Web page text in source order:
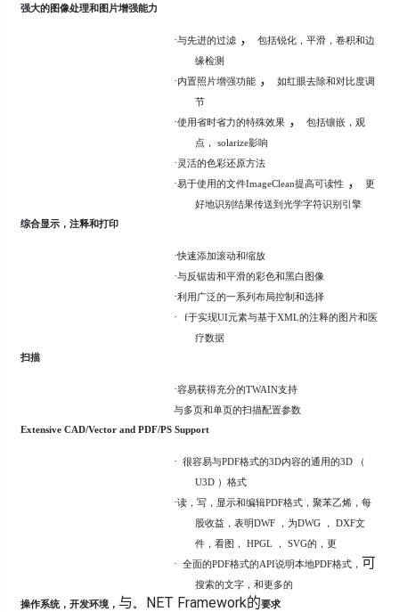
强大的图像处理和图片增强能力
·与先进的过滤 ，
包括锐化，平滑，卷积和边
缘检测
·内置照片增强功能 ，
如红眼去除和对比度调
节
·使用省时省力的特殊效果 ，
包括镶嵌，观
点， solarize影响
·灵活的色彩还原方法
·易于使用的文件ImageClean提高可读性 ，
更
好地识别结果传送到光学字符识别引擎
综合显示，注释和打印
·快速添加滚动和缩放
·与反锯齿和平滑的彩色和黑白图像
·利用广泛的一系列布局控制和选择
·
f于实现UI元素与基于XML的注释的图片和医
疗数据
扫描
·容易获得充分的TWAIN支持
与多页和单页的扫描配置参数
Extensive CAD/Vector and PDF/PS Support
· 很容易与PDF格式的3D内容的通用的3D （
U3D ）格式
·读，写，显示和编辑PDF格式，聚苯乙烯，每
股收益，表明DWF ，为DWG ， DXF文
件，看图， HPGL ， SVG的，更
· 全面的PDF格式的API说明本地PDF格式， 可
搜索的文字，和更多的
操作系统，开发环境， 与。 NET Framework的要求